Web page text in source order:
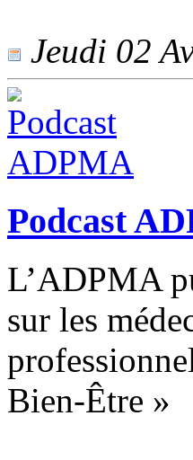
Jeudi 02
Podcast
L’ADPMA
sur les
Bien-Être »